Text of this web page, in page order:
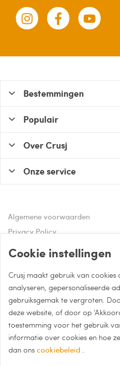
Hulp of advies nodig?
Bel naar 085 - 0043 015
Whatsapp met Crusj
info@crusj.com
Bestemmingen
Populair
Over Crusj
Onze service
Algemene voorwaarden
Privacy Policy
Cookie instellingen
Crusj maakt gebruik van cookies
analyseren, gepersonaliseerde
gebruiksgemak te vergroten.
deze website, of door op
toestemming voor het gebruik
informatie over cookies en hoe
dan ons cookiebeleid .